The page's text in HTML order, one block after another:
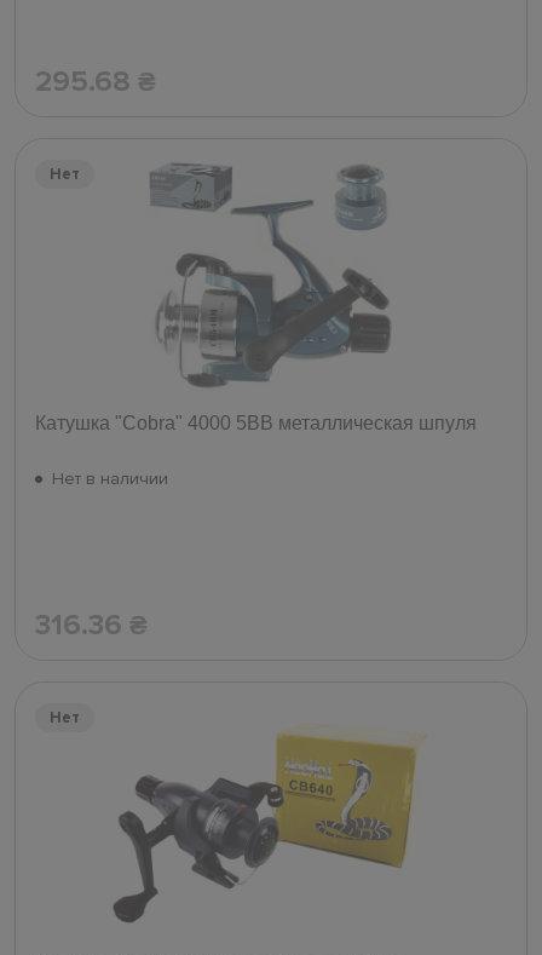
295.68 ₴
Нет
Катушка "Cobra" 4000 5ВВ металлическая шпуля
Нет в наличии
316.36 ₴
Нет